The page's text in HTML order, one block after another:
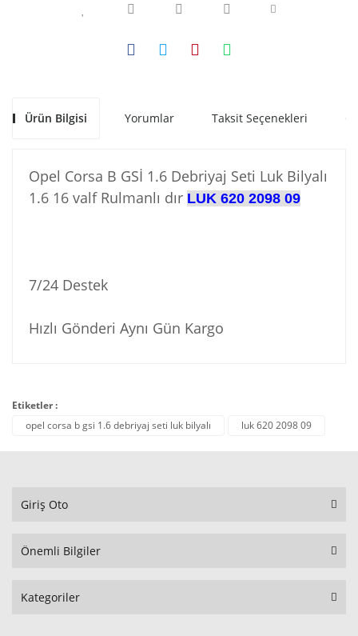
Ürün Bilgisi Yorumlar Taksit Seçenekleri
Opel Corsa B GSİ 1.6 Debriyaj Seti Luk Bilyalı
1.6 16 valf Rulmanlı dır LUK 620 2098 09
7/24 Destek
Hızlı Gönderi Aynı Gün Kargo
Etiketler :
opel corsa b gsi 1.6 debriyaj seti luk bilyalı
luk 620 2098 09
Giriş Oto
Önemli Bilgiler
Kategoriler